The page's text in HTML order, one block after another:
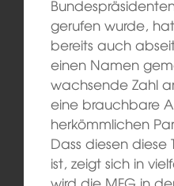
gerufen wurde,
bereits auch
einen Namen
wachsende Zahl
eine brauchbare
herkömmlichen
Dass diesen diese
ist, zeigt sich in